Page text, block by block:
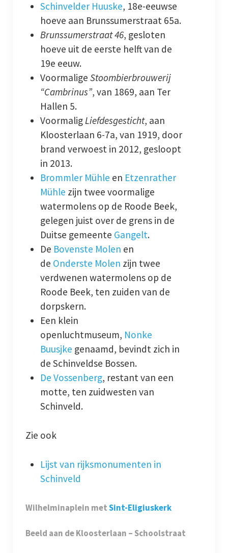
Schinvelder Huuske, 18e-eeuwse
hoeve aan Brunssumerstraat 65a.
Brunssumerstraat 46, gesloten
hoeve uit de eerste helft van de
19e eeuw.
Voormalige Stoombierbrouwerij
“Cambrinus”, van 1869, aan Ter
Hallen 5.
VoormaligLiefdesgesticht, aan
Kloosterlaan 6-7a, van 1919, door
brand verwoest in 2012, gesloopt
in 2013.
Brommler Mühle en Etzenrather
Mühle zijn twee voormalige
watermolens op de Roode Beek,
gelegen juist over de grens in de
Duitse gemeente Gangelt.
De Bovenste Molen en
de Onderste Molen zijn twee
verdwenen watermolens op de
Roode Beek, ten zuiden van de
dorpskern.
Een klein
openluchtmuseum, Nonke
Buusjke genaamd, bevindt zich in
de Schinveldse Bossen.
De Vossenberg, restant van een
motte, ten zuidwesten van
Schinveld.
Zie ook
Lijst van rijksmonumenten in
Schinveld
Wilhelminaplein metSint-Eligiuskerk
Beeld aan de Kloosterlaan – Schoolstraat